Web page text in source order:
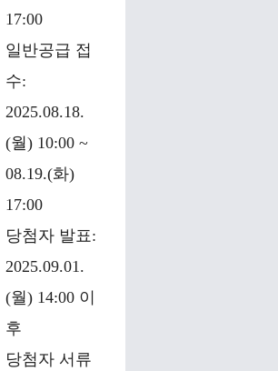
17:00
일반공급 접
수:
2025.08.18.
(월) 10:00 ~
08.19.(화)
17:00
당첨자 발표:
2025.09.01.
(월) 14:00 이
후
당첨자 서류